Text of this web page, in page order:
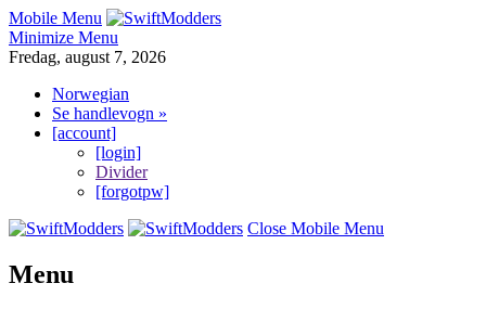
Mobile Menu
Minimize Menu
Fredag, august 7, 2026
Norwegian
Se handlevogn »
[account]
[login]
Divider
[forgotpw]
Close Mobile Menu
Menu